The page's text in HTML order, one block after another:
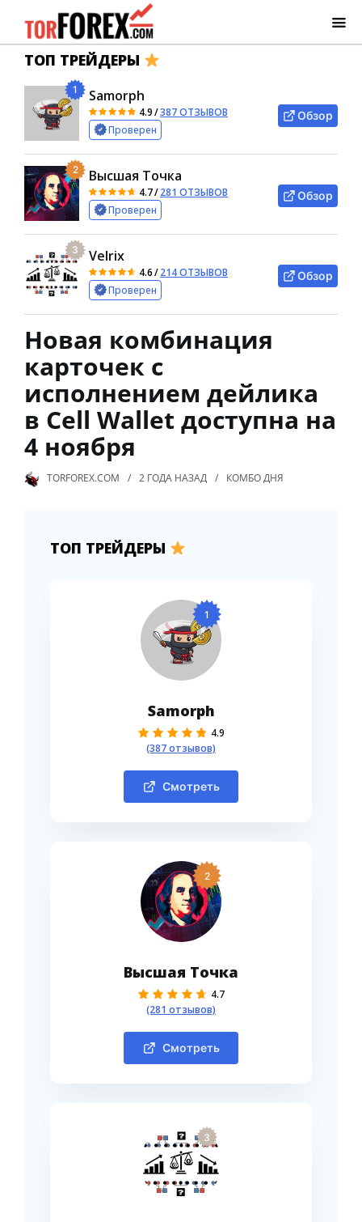
ТОП ТРЕЙДЕРЫ
1 Samorph
4.9/387 ОТЗЫВОВ
Проверен
Обзор
2 Высшая Точка
4.7/281 ОТЗЫВОВ
Проверен
Обзор
3 Velrix
4.6/214 ОТЗЫВОВ
Проверен
Обзор
Новая комбинация
карточек с
исполнением дейлика
в Cell Wallet доступна на
4 ноября
TORFOREX.COM 2 ГОДА НАЗАД КОМБО ДНЯ
ТОП ТРЕЙДЕРЫ
1
Samorph
4.9
(387 отзывов)
Смотреть
2
Высшая Точка
4.7
(281 отзывов)
Смотреть
3